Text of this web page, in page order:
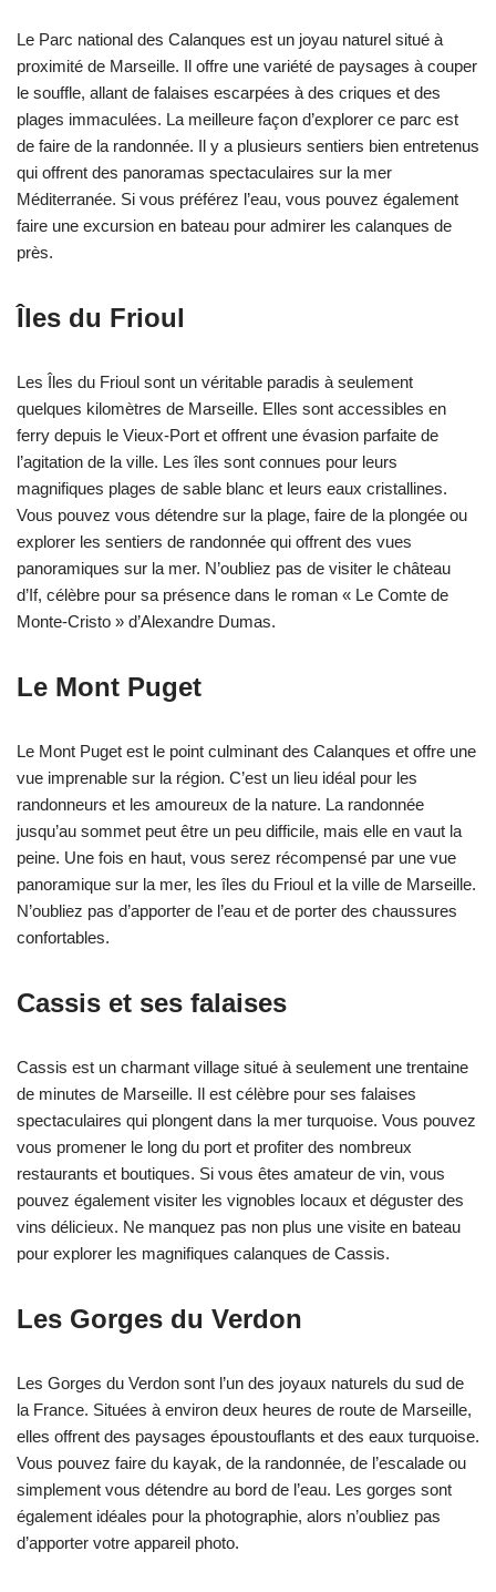
Le Parc national des Calanques est un joyau naturel situé à
proximité de Marseille. Il offre une variété de paysages à couper
le souffle, allant de falaises escarpées à des criques et des
plages immaculées. La meilleure façon d’explorer ce parc est
de faire de la randonnée. Il y a plusieurs sentiers bien entretenus
qui offrent des panoramas spectaculaires sur la mer
Méditerranée. Si vous préférez l’eau, vous pouvez également
faire une excursion en bateau pour admirer les calanques de
près.
Îles du Frioul
Les Îles du Frioul sont un véritable paradis à seulement
quelques kilomètres de Marseille. Elles sont accessibles en
ferry depuis le Vieux-Port et offrent une évasion parfaite de
l’agitation de la ville. Les îles sont connues pour leurs
magnifiques plages de sable blanc et leurs eaux cristallines.
Vous pouvez vous détendre sur la plage, faire de la plongée ou
explorer les sentiers de randonnée qui offrent des vues
panoramiques sur la mer. N’oubliez pas de visiter le château
d’If, célèbre pour sa présence dans le roman « Le Comte de
Monte-Cristo » d’Alexandre Dumas.
Le Mont Puget
Le Mont Puget est le point culminant des Calanques et offre une
vue imprenable sur la région. C’est un lieu idéal pour les
randonneurs et les amoureux de la nature. La randonnée
jusqu’au sommet peut être un peu difficile, mais elle en vaut la
peine. Une fois en haut, vous serez récompensé par une vue
panoramique sur la mer, les îles du Frioul et la ville de Marseille.
N’oubliez pas d’apporter de l’eau et de porter des chaussures
confortables.
Cassis et ses falaises
Cassis est un charmant village situé à seulement une trentaine
de minutes de Marseille. Il est célèbre pour ses falaises
spectaculaires qui plongent dans la mer turquoise. Vous pouvez
vous promener le long du port et profiter des nombreux
restaurants et boutiques. Si vous êtes amateur de vin, vous
pouvez également visiter les vignobles locaux et déguster des
vins délicieux. Ne manquez pas non plus une visite en bateau
pour explorer les magnifiques calanques de Cassis.
Les Gorges du Verdon
Les Gorges du Verdon sont l’un des joyaux naturels du sud de
la France. Situées à environ deux heures de route de Marseille,
elles offrent des paysages époustouflants et des eaux turquoise.
Vous pouvez faire du kayak, de la randonnée, de l’escalade ou
simplement vous détendre au bord de l’eau. Les gorges sont
également idéales pour la photographie, alors n’oubliez pas
d’apporter votre appareil photo.